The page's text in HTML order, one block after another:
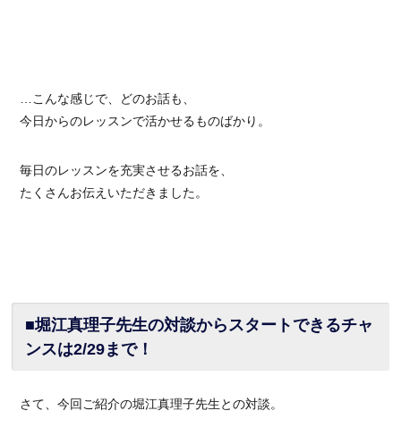
…こんな感じで、どのお話も、
今日からのレッスンで活かせるものばかり。
毎日のレッスンを充実させるお話を、
たくさんお伝えいただきました。
■堀江真理子先生の対談からスタートできるチャ
ンスは2/29まで！
さて、今回ご紹介の堀江真理子先生との対談。